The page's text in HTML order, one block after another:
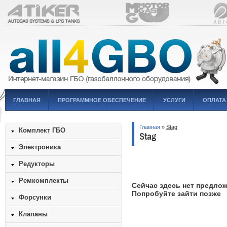
ГЛАВНАЯ ПРОГРАММНОЕ ОБЕСПЕЧЕНИЕ УСЛУГИ ОПЛАТА
Главная » Stag
Stag
Сейчас здесь нет
Попробуйте зайти позже
Комплект ГБО
Электроника
Редукторы
Ремкомплекты
Форсунки
Клапаны